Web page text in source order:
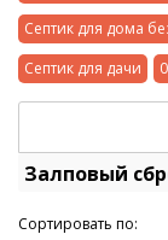
Септик для дома
Септик для дачи
Залповый
Сортировать по: